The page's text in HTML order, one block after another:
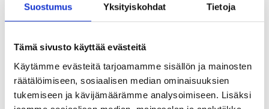
Suostumus Yksityiskohdat Tietoja
Tämä sivusto käyttää evästeitä
Käytämme evästeitä tarjoamamme sisällön ja mainosten
räätälöimiseen, sosiaalisen median ominaisuuksien
tukemiseen ja kävijämäärämme analysoimiseen. Lisäksi
Vuosiloma vaikuttaa ansiopäivärahan
Näin kertaerät vaikuttavat etuuksien
maksuun